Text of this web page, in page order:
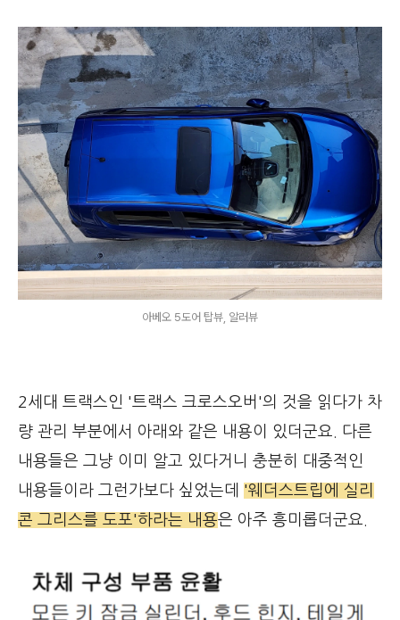
아베오 5도어 탑뷰, 알러뷰
2세대 트랙스인 '트랙스 크로스오버'의 것을 읽다가 차
량 관리 부분에서 아래와 같은 내용이 있더군요. 다른
내용들은 그냥 이미 알고 있다거니 충분히 대중적인
내용들이라 그런가보다 싶었는데 '웨더스트립에 실리
콘 그리스를 도포'하라는 내용은 아주 흥미롭더군요.